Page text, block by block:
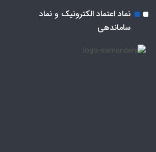
نماد اعتماد الکترونیک و نماد
ساماندهی